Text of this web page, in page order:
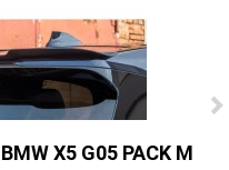
GT & V6
X5 G05 PACK M